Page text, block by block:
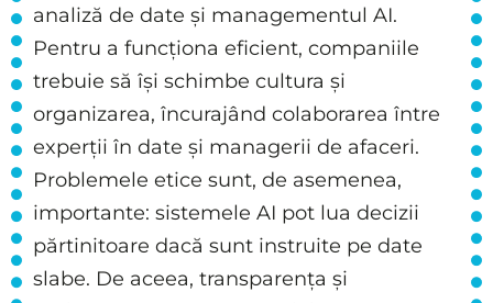
analiză de date și managementul AI.
Pentru a funcționa eficient, companiile
trebuie să își schimbe cultura și
organizarea, încurajând colaborarea între
experții în date și managerii de afaceri.
Problemele etice sunt, de asemenea,
importante: sistemele AI pot lua decizii
părtinitoare dacă sunt instruite pe date
slabe. De aceea, transparența și